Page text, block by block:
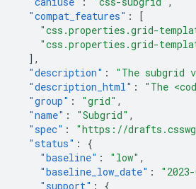
"compat_features" :
[
"css.properties.grid-
"css.properties.grid-
],
"description" :
"The subgrid
"description_html" :
"The
"group" : "grid" ,
"name" : "Subgrid" ,
"spec" :
"https://
"status" :
{
"baseline" : "low" ,
"baseline_low_date" :
"support" :
{